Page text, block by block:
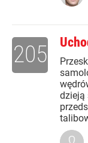
dzieją
205